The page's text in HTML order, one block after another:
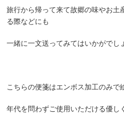
旅行から帰って来て故郷の味やお土
る際などにも
一緒に一文送ってみてはいかがでし
こちらの便箋はエンボス加工のみで
年代を問わずご使用いただける優し